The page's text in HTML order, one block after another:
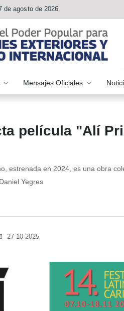
de agosto de 2026
Mensajes Oficiales
película "Alí
estrenada en 2024, es una obra
Yegres
27-10-2025